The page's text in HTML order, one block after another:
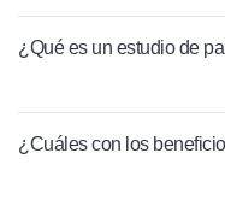
¿Qué es un estudio de
¿Cuáles con los